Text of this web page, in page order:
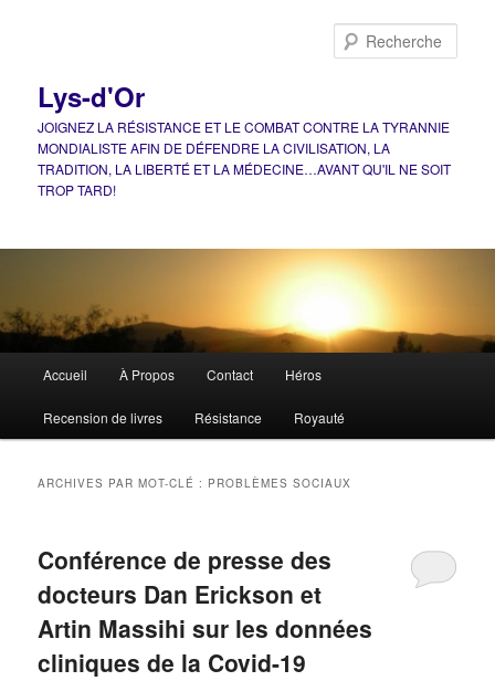
Lys-d'Or
JOIGNEZ LA RÉSISTANCE ET LE COMBAT CONTRE LA TYRANNIE
MONDIALISTE AFIN DE DÉFENDRE LA CIVILISATION, LA
TRADITION, LA LIBERTÉ ET LA MÉDECINE…AVANT QU'IL NE SOIT
TROP TARD!
principal
Accueil À Propos Contact Héros
Recension de livres Résistance Royauté
ARCHIVES PAR MOT-CLÉ : PROBLÈMES SOCIAUX
Conférence de presse des
docteurs Dan Erickson et
Artin Massihi sur les données
cliniques de la Covid-19